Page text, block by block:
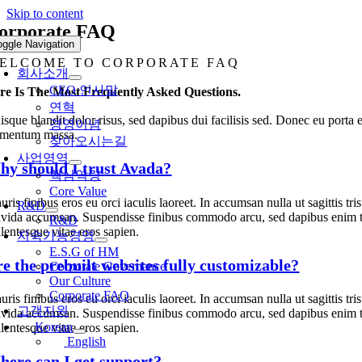
Skip to content
Navigation
회사소개
CEO 인사말
연혁
경영이념
찾아오시는길
사업영역
핵심역량
Core Value
R&D
R&D
지속가능경영
E.S.G of HM
Corporate Governance
Our Culture
Corporate FAQ
고객지원
Korean
English
FAQ
TO CORPORATE FAQ
Is The Most Frequently Asked Questions.
blandit dolor risus, sed dapibus dui facilisis sed. Donec eu
massa.
should I trust Avada?
finibus eros eu orci iaculis laoreet. In accumsan nulla ut sagittis
accumsan. Suspendisse finibus commodo arcu, sed dapibus
vitae eros sapien.
the prebuilt websites fully customizable?
finibus eros eu orci iaculis laoreet. In accumsan nulla ut sagittis
accumsan. Suspendisse finibus commodo arcu, sed dapibus
vitae eros sapien.